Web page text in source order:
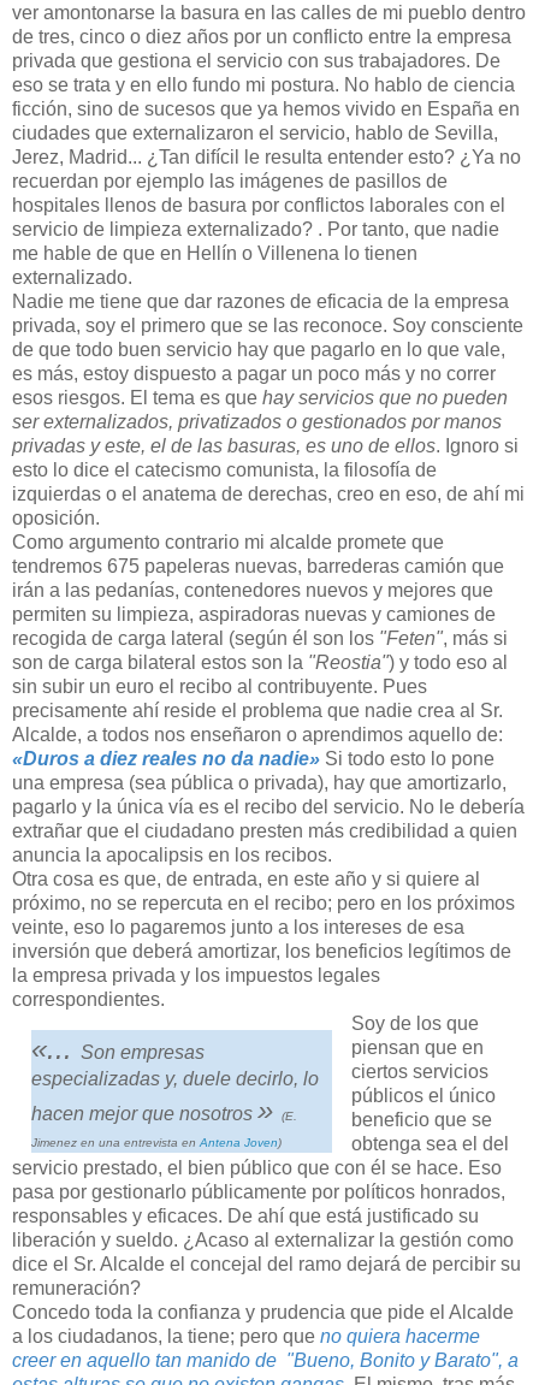
ver amontonarse la basura en las calles de mi pueblo dentro
de tres, cinco o diez años por un conflicto entre la empresa
privada que gestiona el servicio con sus trabajadores. De
eso se trata y en ello fundo mi postura. No hablo de ciencia
ficción, sino de sucesos que ya hemos vivido en España en
ciudades que externalizaron el servicio, hablo de Sevilla,
Jerez, Madrid... ¿Tan difícil le resulta entender esto? ¿Ya no
recuerdan por ejemplo las imágenes de pasillos de
hospitales llenos de basura por conflictos laborales con el
servicio de limpieza externalizado? . Por tanto, que nadie
me hable de que en Hellín o Villenena lo tienen
externalizado.
Nadie me tiene que dar razones de eficacia de la empresa
privada, soy el primero que se las reconoce. Soy consciente
de que todo buen servicio hay que pagarlo en lo que vale,
es más, estoy dispuesto a pagar un poco más y no correr
esos riesgos. El tema es que hay servicios que no pueden
ser externalizados, privatizados o gestionados por manos
privadas y este, el de las basuras, es uno de ellos. Ignoro si
esto lo dice el catecismo comunista, la filosofía de
izquierdas o el anatema de derechas, creo en eso, de ahí mi
oposición.
Como argumento contrario mi alcalde promete que
tendremos 675 papeleras nuevas, barrederas camión que
irán a las pedanías, contenedores nuevos y mejores que
permiten su limpieza, aspiradoras nuevas y camiones de
recogida de carga lateral (según él son los "Feten", más si
son de carga bilateral estos son la "Reostia") y todo eso al
sin subir un euro el recibo al contribuyente. Pues
precisamente ahí reside el problema que nadie crea al Sr.
Alcalde, a todos nos enseñaron o aprendimos aquello de:
«Duros a diez reales no da nadie» Si todo esto lo pone
una empresa (sea pública o privada), hay que amortizarlo,
pagarlo y la única vía es el recibo del servicio. No le debería
extrañar que el ciudadano presten más credibilidad a quien
anuncia la apocalipsis en los recibos.
Otra cosa es que, de entrada, en este año y si quiere al
próximo, no se repercuta en el recibo; pero en los próximos
veinte, eso lo pagaremos junto a los intereses de esa
inversión que deberá amortizar, los beneficios legítimos de
la empresa privada y los impuestos legales
correspondientes.
«... Son empresas
especializadas y, duele decirlo, lo
hacen mejor que nosotros »
(E.
Jimenez en una entrevista enAntena Joven)
Soy de los que
piensan que en
ciertos servicios
públicos el único
beneficio que se
obtenga sea el del
servicio prestado, el bien público que con él se hace. Eso
pasa por gestionarlo públicamente por políticos honrados,
responsables y eficaces. De ahí que está justificado su
liberación y sueldo. ¿Acaso al externalizar la gestión como
dice el Sr. Alcalde el concejal del ramo dejará de percibir su
remuneración?
Concedo toda la confianza y prudencia que pide el Alcalde
a los ciudadanos, la tiene; pero que no quiera hacerme
creer en aquello tan manido de "Bueno, Bonito y Barato", a